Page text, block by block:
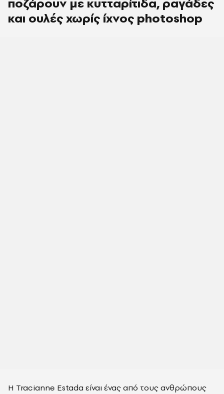
και ουλές χωρίς ίχνος photoshop
Η Tracianne Estada είναι ένας από τους ανθρώπους